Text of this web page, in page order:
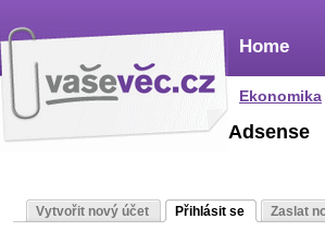
Home
Ekonomika
Adsense
Vytvořit nový účet Přihlásit se Zaslat